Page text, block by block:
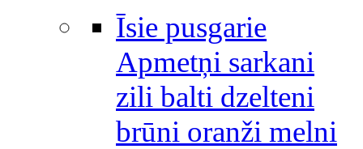
Īsie pusgarie
Apmetņi sarkani
zili balti dzelteni
brūni oranži melni